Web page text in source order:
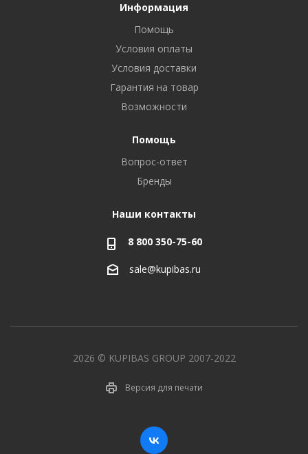
Информация
Помощь
Условия оплаты
Условия доставки
Гарантия на товар
Возможности
Помощь
Вопрос-ответ
Бренды
Наши контакты
8 800 350-75-60
sale@kupibas.ru
2026 © KUPIBAS GROUP 2007-2022
Версия для печати